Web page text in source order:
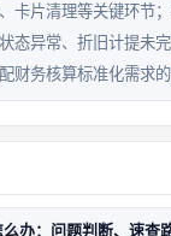
卡片清理等关键环节
态异常、折旧计提未
财务核算标准化需求的
办：问题判断、速查